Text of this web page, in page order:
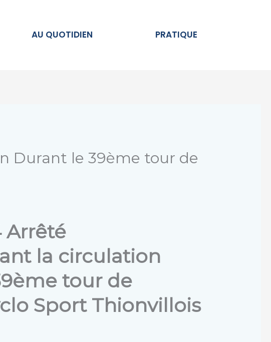
AU QUOTIDIEN Ouvrir AU QUOTIDIENPRATIQUE
Durant le 39ème tour de
Arrêté
la circulation
tour de
Sport Thionvillois